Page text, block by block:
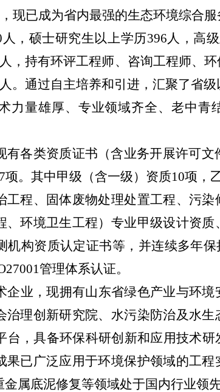
现已成为省内最强的生态环境综合服
人，硕士研究生以上学历396人 ， 高级
，持有环评工程师、咨询工程师、
。通过自主培养和引进，汇聚了省
力量雄厚、专业领域齐全、老中青
有各类资质证书（含业务开展许可文
项。其中甲级（含一级）资质10项，
工程、固体废物处理处置工程、污
、环境卫生工程）专业甲级设计资
机构资质认定证书等，并连续多年保
管理体系认证。
企业，现拥有山东省绿色产业与环境
治理创新研究院、水污染防治及水生
台，具备环保科研创新和应用技术
果已广泛应用于环境保护领域的工
属底泥修复等领域处于国内行业领先